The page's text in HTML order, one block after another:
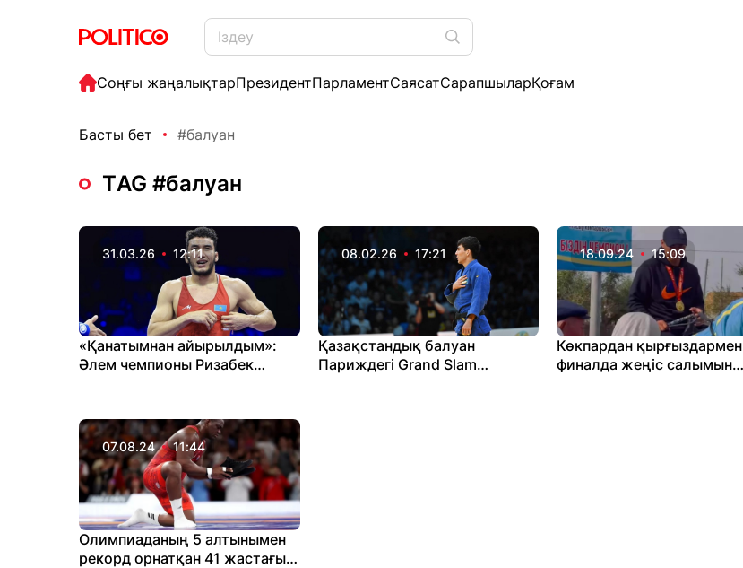
Соңғы жаңалықтарПрезидентПарламентСаясатСарапшыларҚоғам
Басты бет #балуан
ТAG #балуан
31.03.26 12:11
«Қанатымнан айырылдым»:
Әлем чемпионы Ризабек
08.02.26 17:21
Қазақстандық балуан
Париждегі Grand Slam
18.09.24 15:09
Көкпардан қырғыздармен
финалда жеңіс салымын
07.08.24 11:44
Олимпиаданың 5 алтынымен
рекорд орнатқан 41 жастағы